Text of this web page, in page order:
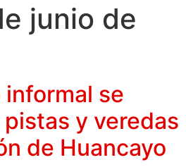
junio de
informal se
y veredas
de Huancayo